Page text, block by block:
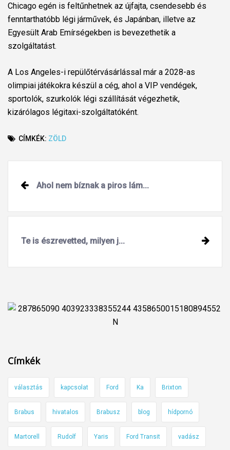
Chicago egén is feltűnhetnek az újfajta, csendesebb és
fenntarthatóbb légi járművek, és Japánban, illetve az
Egyesült Arab Emírségekben is bevezethetik a
szolgáltatást.
A Los Angeles-i repülőtérvásárlással már a 2028-as
olimpiai játékokra készül a cég, ahol a VIP vendégek,
sportolók, szurkolók légi szállítását végezhetik,
kizárólagos légitaxi-szolgáltatóként.
CÍMKÉK: ZÖLD
Post
navigation
Ahol nem bíznak a piros lám...
Te is észrevetted, milyen j...
Címkék
választás kapcsolat Ford Ka Brixton
Brabus hivatalos Brabusz blog hídpornó
Martorell Rudolf Yaris Ford Transit vadász